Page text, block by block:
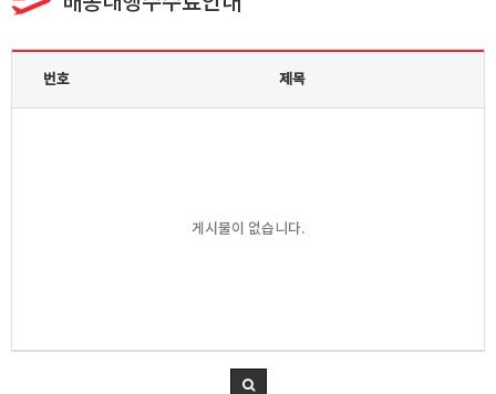
번호 제목
게시물이 없습니다.